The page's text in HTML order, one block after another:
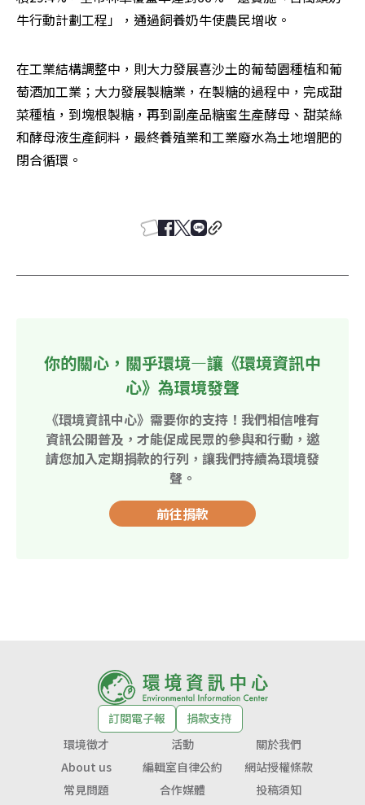
牛行動計劃工程」，通過飼養奶牛使農民增收。
在工業結構調整中，則大力發展喜沙土的葡萄園種植和葡
萄酒加工業；大力發展製糖業，在製糖的過程中，完成甜
菜種植，到塊根製糖，再到副產品糖蜜生產酵母、甜菜絲
和酵母液生產飼料，最終養殖業和工業廢水為土地增肥的
閉合循環。
你的關心，關乎環境—讓《環境資訊中
心》為環境發聲
《環境資訊中心》需要你的支持！我們相信唯有
資訊公開普及，才能促成民眾的參與和行動，邀
請您加入定期捐款的行列，讓我們持續為環境發
聲。
前往捐款
訂閱電子報
捐款支持
環境徵才
活動
關於我們
About us
編輯室自律公約
網站授權條款
常見問題
合作媒體
投稿須知